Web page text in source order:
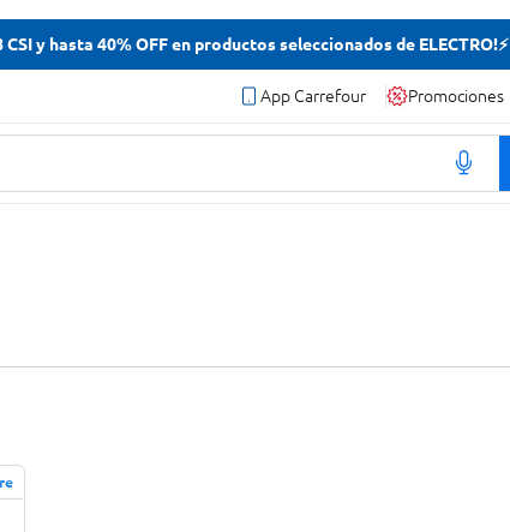
CSI y hasta 40% OFF en productos seleccionados de ELECTRO!⚡
App Carrefour Promociones